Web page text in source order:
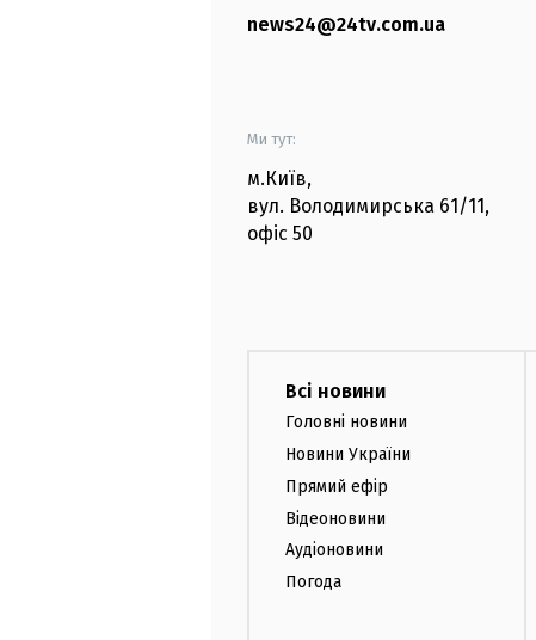
news24@24tv.com.ua
Ми тут:
м.Київ,
вул. Володимирська 61/11,
офіс 50
Всі новини
Головні новини
Новини України
Прямий ефір
Відеоновини
Аудіоновини
Погода